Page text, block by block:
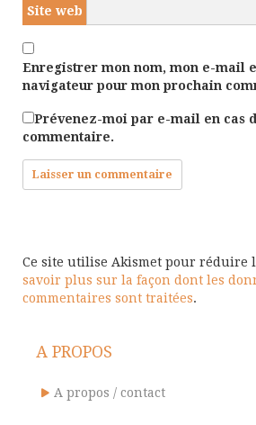
Site web
Enregistrer mon nom, mon e-mail
navigateur pour mon prochain
Prévenez-moi par e-mail en cas
commentaire.
Ce site utilise Akismet pour réduire
savoir plus sur la façon dont les
commentaires sont traitées.
A PROPOS
A propos / contact